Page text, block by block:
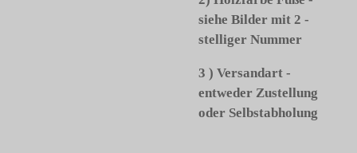
siehe Bilder mit 2 -
stelliger Nummer
3 ) Versandart -
entweder Zustellung
oder Selbstabholung